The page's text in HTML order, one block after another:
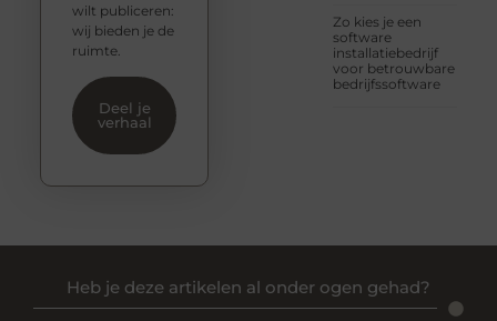
Zo kies je een
software
installatiebedrijf
voor betrouwbare
bedrijfssoftware
wilt publiceren:
wij bieden je de
ruimte.
Deel je
verhaal
Heb je deze artikelen al onder ogen gehad?